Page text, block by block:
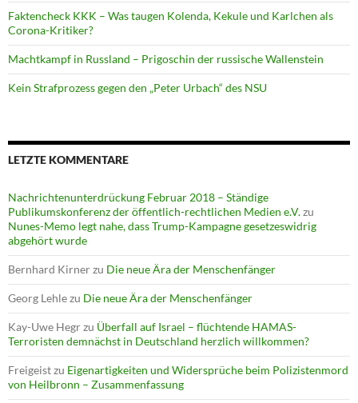
Faktencheck KKK – Was taugen Kolenda, Kekule und Karlchen als
Corona-Kritiker?
Machtkampf in Russland – Prigoschin der russische Wallenstein
Kein Strafprozess gegen den „Peter Urbach“ des NSU
LETZTE KOMMENTARE
Nachrichtenunterdrückung Februar 2018 – Ständige
Publikumskonferenz der öffentlich-rechtlichen Medien e.V.zu
Nunes-Memo legt nahe, dass Trump-Kampagne gesetzeswidrig
abgehört wurde
Bernhard Kirnerzu Die neue Ära der Menschenfänger
Georg Lehlezu Die neue Ära der Menschenfänger
Kay-Uwe Hegrzu Überfall auf Israel – flüchtende HAMAS-
Terroristen demnächst in Deutschland herzlich willkommen?
Freigeistzu Eigenartigkeiten und Widersprüche beim Polizistenmord
von Heilbronn – Zusammenfassung